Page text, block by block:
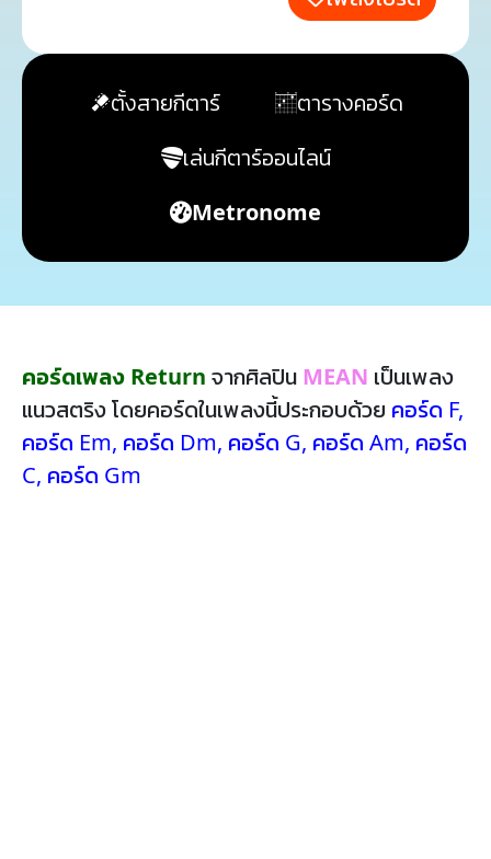
ตั้งสายกีตาร์
ตารางคอร์ด
เล่นกีตาร์ออนไลน์
Metronome
คอร์ดเพลง Return จากศิลปิน MEAN เป็นเพลง
แนวสตริง โดยคอร์ดในเพลงนี้ประกอบด้วย คอร์ด F,
คอร์ด Em, คอร์ด Dm, คอร์ด G, คอร์ด Am, คอร์ด
C, คอร์ด Gm